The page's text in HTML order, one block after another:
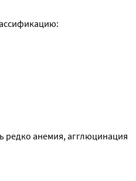
редко анемия, агглюцинация